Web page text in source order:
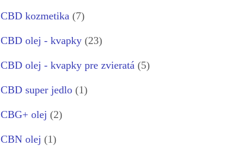
CBD kozmetika (7)
CBD olej - kvapky (23)
CBD olej - kvapky pre zvieratá (5)
CBD super jedlo (1)
CBG+ olej (2)
CBN olej (1)